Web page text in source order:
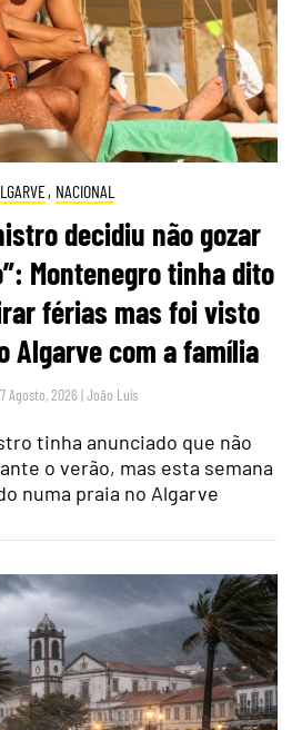
, NACIONAL
decidiu não gozar
Montenegro tinha dito
férias mas foi visto
Algarve com a família
Agosto, 2026 |João Luís
tinha anunciado que não
o verão, mas esta semana
numa praia no Algarve